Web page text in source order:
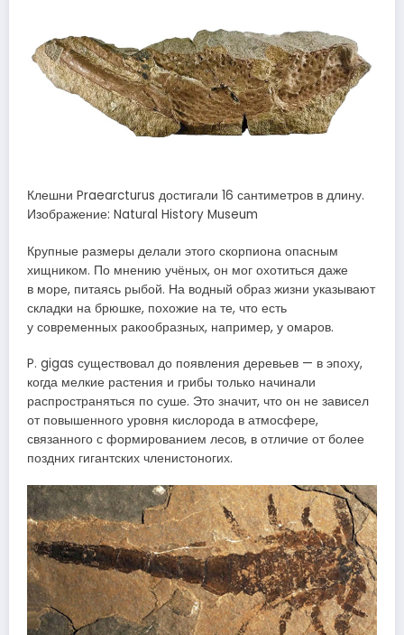
Клешни Praearcturus достигали 16 сантиметров в длину.
Изображение: Natural History Museum
Крупные размеры делали этого скорпиона опасным
хищником. По мнению учёных, он мог охотиться даже
в море, питаясь рыбой. На водный образ жизни указывают
складки на брюшке, похожие на те, что есть
у современных ракообразных, например, у омаров.
P. gigas существовал до появления деревьев — в эпоху,
когда мелкие растения и грибы только начинали
распространяться по суше. Это значит, что он не зависел
от повышенного уровня кислорода в атмосфере,
связанного с формированием лесов, в отличие от более
поздних гигантских членистоногих.